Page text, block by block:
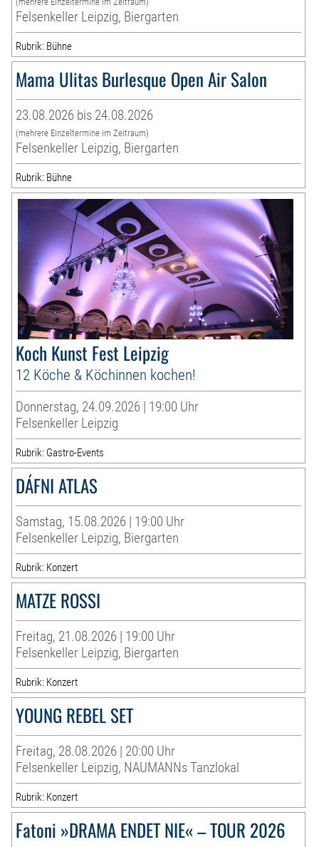
Felsenkeller Leipzig, Biergarten
Rubrik: Bühne
Mama Ulitas Burlesque Open Air Salon
23.08.2026 bis 24.08.2026
(mehrere Einzeltermine im Zeitraum)
Felsenkeller Leipzig, Biergarten
Rubrik: Bühne
Koch Kunst Fest Leipzig
12 Köche & Köchinnen kochen!
Donnerstag, 24.09.2026 | 19:00 Uhr
Felsenkeller Leipzig
Rubrik: Gastro-Events
DÁFNI ATLAS
Samstag, 15.08.2026 | 19:00 Uhr
Felsenkeller Leipzig, Biergarten
Rubrik: Konzert
MATZE ROSSI
Freitag, 21.08.2026 | 19:00 Uhr
Felsenkeller Leipzig, Biergarten
Rubrik: Konzert
YOUNG REBEL SET
Freitag, 28.08.2026 | 20:00 Uhr
Felsenkeller Leipzig, NAUMANNs Tanzlokal
Rubrik: Konzert
Fatoni »DRAMA ENDET NIE« – TOUR 2026